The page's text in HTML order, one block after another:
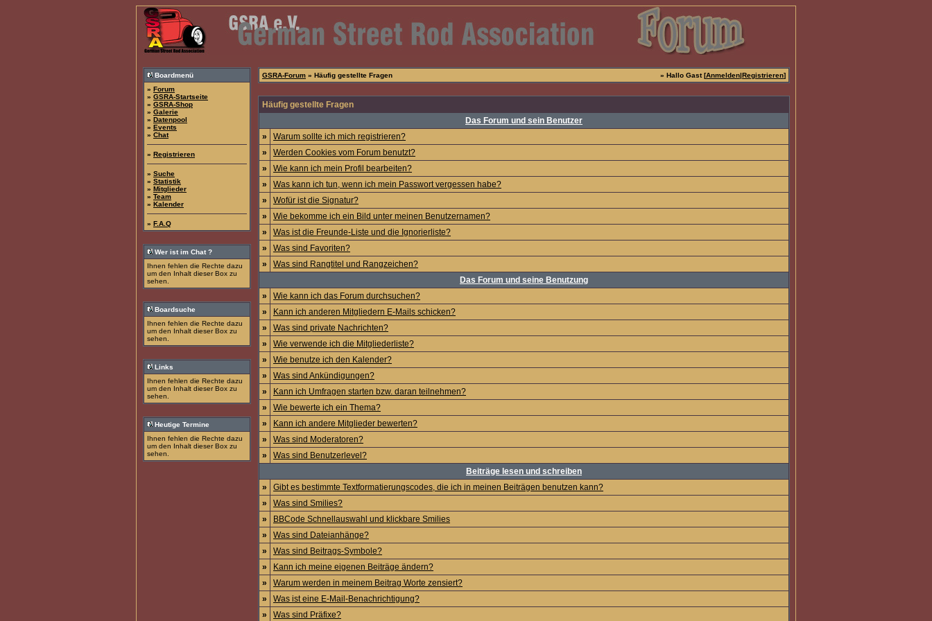
Boardmenü
» Forum
» GSRA-Startseite
» GSRA-Shop
» Galerie
» Datenpool
» Events
» Chat
» Registrieren
» Suche
» Statistik
» Mitglieder
» Team
» Kalender
» F.A.Q
Wer ist im Chat ?
Ihnen fehlen die Rechte dazu
um den Inhalt dieser Box zu
sehen.
Boardsuche
Ihnen fehlen die Rechte dazu
um den Inhalt dieser Box zu
sehen.
Links
Ihnen fehlen die Rechte dazu
um den Inhalt dieser Box zu
sehen.
Heutige Termine
Ihnen fehlen die Rechte dazu
um den Inhalt dieser Box zu
sehen.
GSRA-Forum » Häufig gestellte Fragen » Hallo Gast [Anmelden|Registrieren]
Häufig gestellte Fragen
Das Forum und sein Benutzer
»
Warum sollte ich mich registrieren?
»
Werden Cookies vom Forum benutzt?
»
Wie kann ich mein Profil bearbeiten?
»
Was kann ich tun, wenn ich mein Passwort vergessen habe?
»
Wofür ist die Signatur?
»
Wie bekomme ich ein Bild unter meinen Benutzernamen?
»
Was ist die Freunde-Liste und die Ignorierliste?
»
Was sind Favoriten?
»
Was sind Rangtitel und Rangzeichen?
Das Forum und seine Benutzung
»
Wie kann ich das Forum durchsuchen?
»
Kann ich anderen Mitgliedern E-Mails schicken?
»
Was sind private Nachrichten?
»
Wie verwende ich die Mitgliederliste?
»
Wie benutze ich den Kalender?
»
Was sind Ankündigungen?
»
Kann ich Umfragen starten bzw. daran teilnehmen?
»
Wie bewerte ich ein Thema?
»
Kann ich andere Mitglieder bewerten?
»
Was sind Moderatoren?
»
Was sind Benutzerlevel?
Beiträge lesen und schreiben
»
Gibt es bestimmte Textformatierungscodes, die ich in meinen Beiträgen benutzen kann?
»
Was sind Smilies?
»
BBCode Schnellauswahl und klickbare Smilies
»
Was sind Dateianhänge?
»
Was sind Beitrags-Symbole?
»
Kann ich meine eigenen Beiträge ändern?
»
Warum werden in meinem Beitrag Worte zensiert?
»
Was ist eine E-Mail-Benachrichtigung?
»
Was sind Präfixe?